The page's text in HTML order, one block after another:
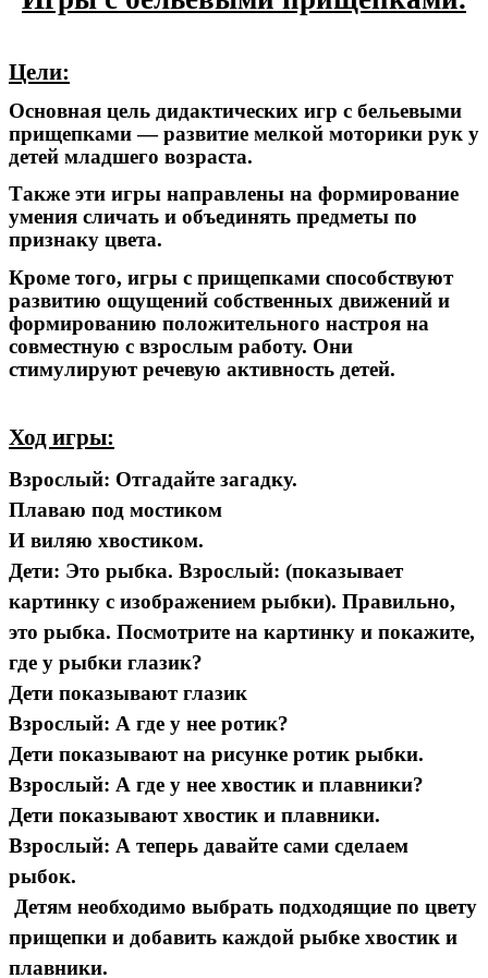
Цели:
Основная цель дидактических игр с бельевыми
прищепками — развитие мелкой моторики рук у
детей младшего возраста.
Также эти игры направлены на формирование
умения сличать и объединять предметы по
признаку цвета.
Кроме того, игры с прищепками способствуют
развитию ощущений собственных движений и
формированию положительного настроя на
совместную с взрослым работу. Они
стимулируют речевую активность детей.
Ход игры:
Взрослый: Отгадайте загадку.
Плаваю под мостиком
И виляю хвостиком.
Дети: Это рыбка. Взрослый: (показывает
картинку с изображением рыбки). Правильно,
это рыбка. Посмотрите на картинку и покажите,
где у рыбки глазик?
Дети показывают глазик
Взрослый: А где у нее ротик?
Дети показывают на рисунке ротик рыбки.
Взрослый: А где у нее хвостик и плавники?
Дети показывают хвостик и плавники.
Взрослый: А теперь давайте сами сделаем
рыбок.
Детям необходимо выбрать подходящие по цвету
прищепки и добавить каждой рыбке хвостик и
плавники.